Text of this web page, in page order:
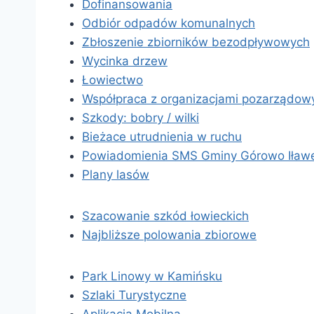
Dofinansowania
Odbiór odpadów komunalnych
Zbłoszenie zbiorników bezodpływowych
Wycinka drzew
Łowiectwo
Współpraca z organizacjami
Szkody: bobry / wilki
Bieżace utrudnienia w ruchu
Powiadomienia SMS Gminy Górowo
Plany lasów
Szacowanie szkód łowieckich
Najbliższe polowania zbiorowe
Park Linowy w Kamińsku
Szlaki Turystyczne